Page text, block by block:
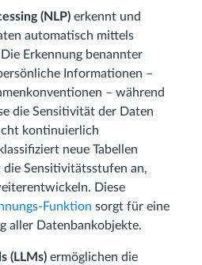
(NLP) erkennt und
automatisch mittels
Erkennung benannter
Informationen –
– während
die Sensitivität der Daten
kontinuierlich
neue Tabellen
Sensitivitätsstufen an,
Diese
sorgt für eine
aller Datenbankobjekte.
(LLMs) ermöglichen die